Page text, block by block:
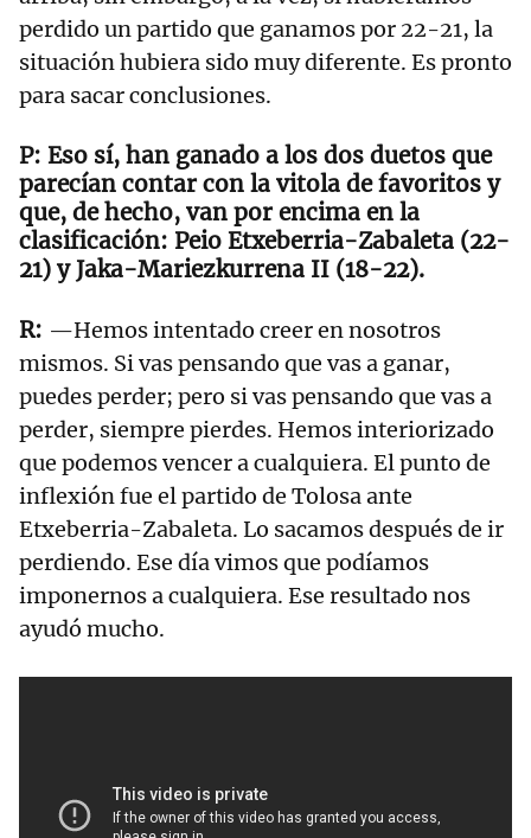
perdido un partido que ganamos por 22-21, la
situación hubiera sido muy diferente. Es pronto
para sacar conclusiones.
Eso sí, han ganado a los dos duetos que
parecían contar con la vitola de favoritos y
que, de hecho, van por encima en la
clasificación: Peio Etxeberria-Zabaleta (22-
21) y Jaka-Mariezkurrena II (18-22).
—Hemos intentado creer en nosotros
mismos. Si vas pensando que vas a ganar,
puedes perder; pero si vas pensando que vas a
perder, siempre pierdes. Hemos interiorizado
que podemos vencer a cualquiera. El punto de
inflexión fue el partido de Tolosa ante
Etxeberria-Zabaleta. Lo sacamos después de ir
perdiendo. Ese día vimos que podíamos
imponernos a cualquiera. Ese resultado nos
ayudó mucho.